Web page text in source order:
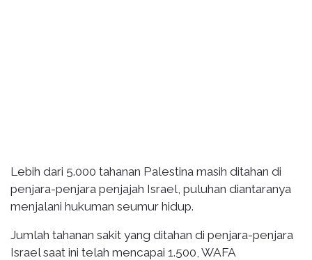
Lebih dari 5.000 tahanan Palestina masih ditahan di
penjara-penjara penjajah Israel, puluhan diantaranya
menjalani hukuman seumur hidup.
Jumlah tahanan sakit yang ditahan di penjara-penjara
Israel saat ini telah mencapai 1.500, WAFA